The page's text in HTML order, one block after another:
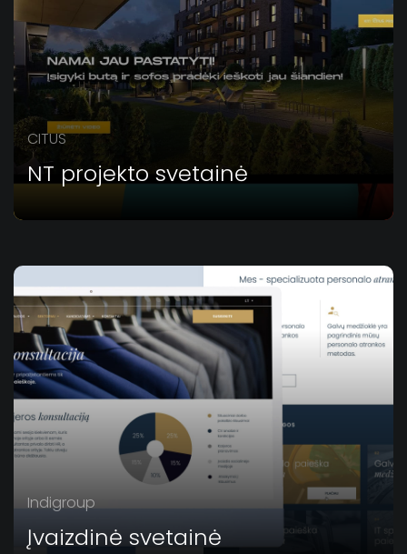
CITUS
NT projekto svetainė
Indigroup
Įvaizdinė svetainė